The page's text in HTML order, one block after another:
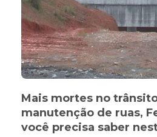
Mais mortes no
manutenção de ruas,
você precisa saber